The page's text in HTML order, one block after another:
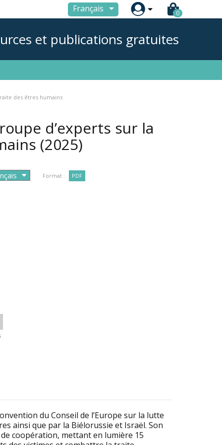
Français  0
et publications gratuites
des êtres humains
d’experts sur la
(2025)
Format : PDF
du Conseil de l’Europe sur la lutte
ainsi que par la Biélorussie et Israël. Son
coopération, mettant en lumière 15